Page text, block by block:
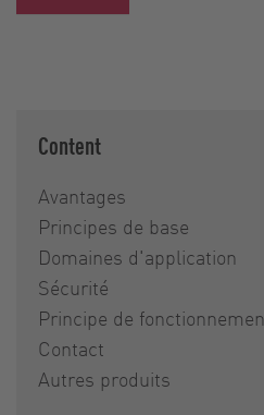
Content
Avantages
Principes de base
Domaines d'application
Sécurité
Principe de
Contact
Autres produits